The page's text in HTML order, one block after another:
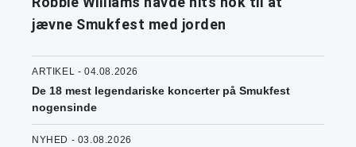
jævne Smukfest med jorden
ARTIKEL - 04.08.2026
De 18 mest legendariske koncerter på Smukfest
nogensinde
NYHED - 03.08.2026